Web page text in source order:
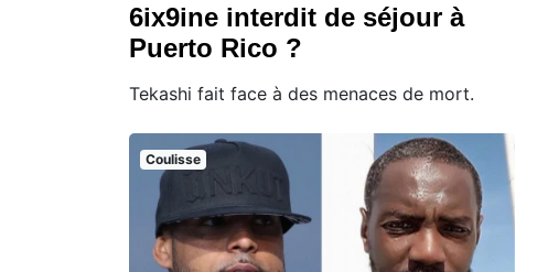
6ix9ine interdit de séjour à
Puerto Rico ?
Tekashi fait face à des menaces de mort.
Coulisse